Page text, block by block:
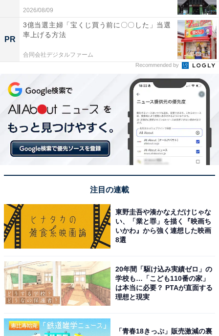
2026/08/09
PR
3億当選主婦「宝くじ買う前に〇〇した」当選
率上げる方法
合同会社デジタルファーム
Recommended by
注目の連載
東野圭吾や湊かなえだけじゃな
い、「業と罪」を描く『映画ち
いかわ』から強く連想した映画
8選
20年間「駆け込み実績ゼロ」の
学校も…「こども110番の家」
は本当に必要？ PTAが直面する
理想と現実
「青春18きっぷ」販売激減の裏